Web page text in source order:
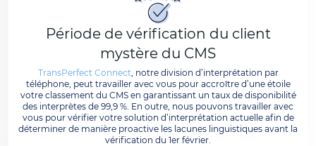
Période de vérification du client
mystère du CMS
TransPerfect Connect , notre division d’interprétation par
téléphone, peut travailler avec vous pour accroître d’une étoile
votre classement du CMS en garantissant un taux de disponibilité
des interprètes de 99,9 %. En outre, nous pouvons travailler avec
vous pour vérifier votre solution d’interprétation actuelle afin de
déterminer de manière proactive les lacunes linguistiques avant la
vérification du 1er février.